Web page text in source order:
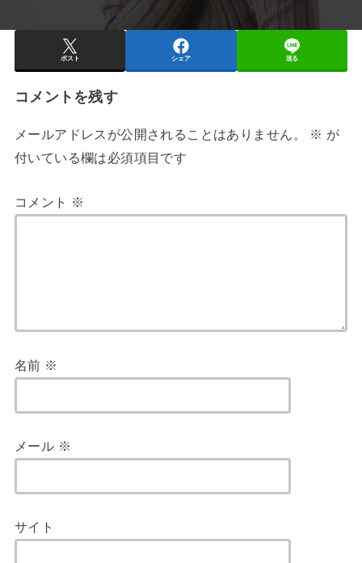
ポスト シェア 送る
コメントを残す
メールアドレスが公開されることはありません。 ※ が
付いている欄は必須項目です
コメント ※
名前 ※
メール ※
サイト